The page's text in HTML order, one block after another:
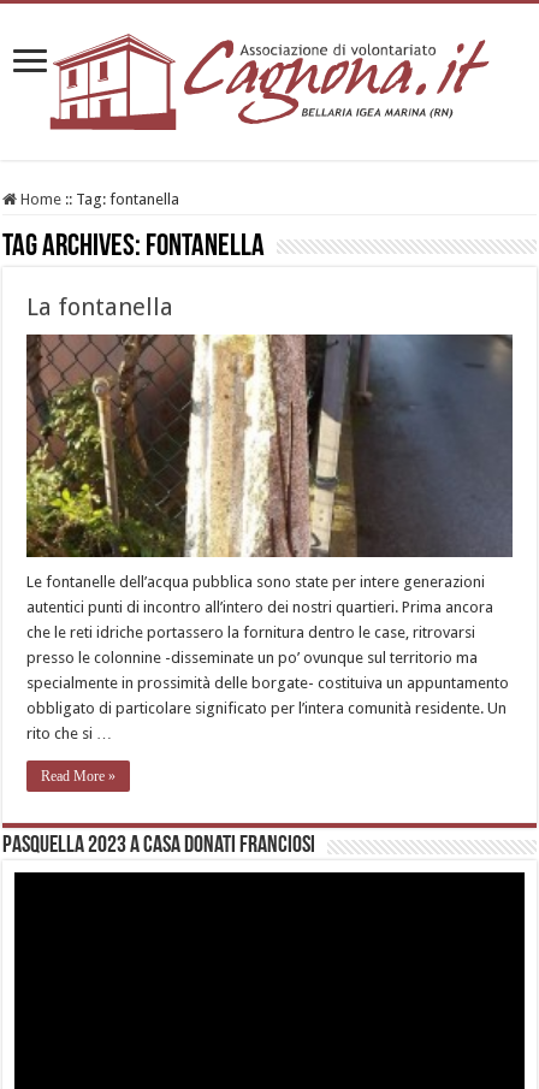
Home :: Tag:fontanella
Tag Archives: fontanella
La fontanella
Le fontanelle dell’acqua pubblica sono state per intere generazioni
autentici punti di incontro all’intero dei nostri quartieri. Prima ancora
che le reti idriche portassero la fornitura dentro le case, ritrovarsi
presso le colonnine -disseminate un po’ ovunque sul territorio ma
specialmente in prossimità delle borgate- costituiva un appuntamento
obbligato di particolare significato per l’intera comunità residente. Un
rito che si …
Read More »
Pasquella 2023 a casa Donati Franciosi